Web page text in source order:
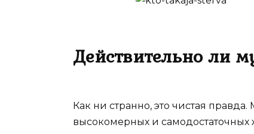
Действительно ли
Как ни странно, это чистая
высокомерных и самодостаточных